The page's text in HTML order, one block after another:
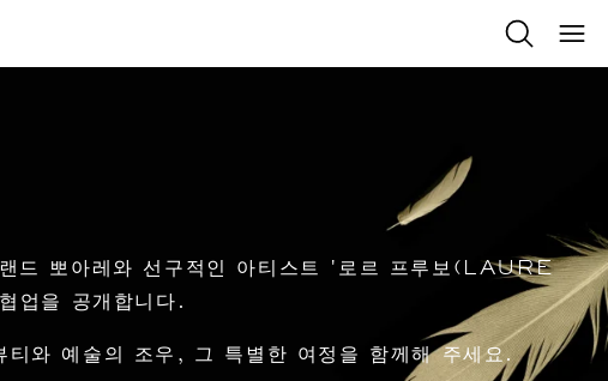
드 뽀아레와 선구적인 아티스트 '로르 프루보(LAURE
을 공개합니다.
티와 예술의 조우, 그 특별한 여정을 함께해 주세요.